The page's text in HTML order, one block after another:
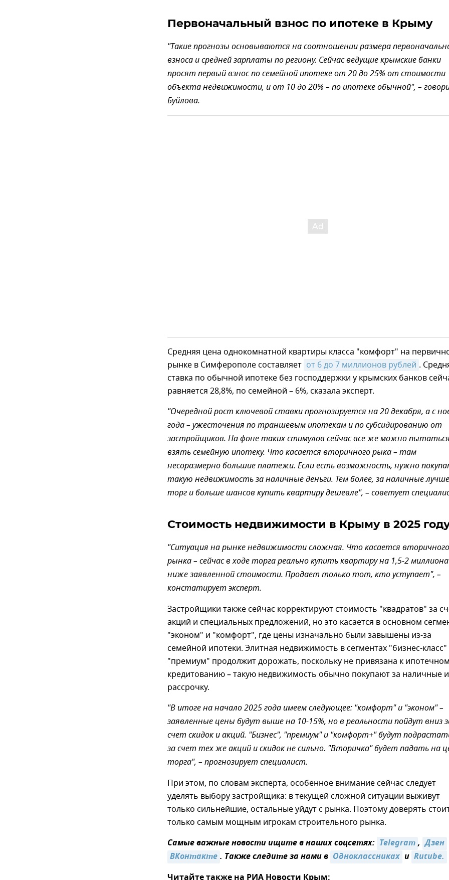
Первоначальный взнос по ипотеке в Крыму
"Такие прогнозы основываются на соотношении размера
взноса и средней зарплаты по региону. Сейчас ведущие крымские банки
просят первый взнос по семейной ипотеке от 20 до 25% от стоимости
объекта недвижимости, и от 10 до 20% – по ипотеке обычной", –
Буйлова.
Средняя цена однокомнатной квартиры класса "комфорт" на
рынке в Симферополе составляет от 6 до 7 миллионов рублей .
ставка по обычной ипотеке без господдержки у крымских банков
равняется 28,8%, по семейной – 6%, сказала эксперт.
"Очередной рост ключевой ставки прогнозируется на 20 декабря, а с
года – ужесточения по траншевым ипотекам и по субсидированию от
застройщиков. На фоне таких стимулов сейчас все же можно пытаться
взять семейную ипотеку. Что касается вторичного рыка – там
несоразмерно большие платежи. Если есть возможность, нужно
такую недвижимость за наличные деньги. Тем более, за наличные лучше
торг и больше шансов купить квартиру дешевле", – советует
Стоимость недвижимости в Крыму в 2025
"Ситуация на рынке недвижимости сложная. Что касается вторичного
рынка – сейчас в ходе торга реально купить квартиру на 1,5-2 миллиона
ниже заявленной стоимости. Продает только тот, кто уступает", –
констатирует эксперт.
Застройщики также сейчас корректируют стоимость "квадратов" за
акций и специальных предложений, но это касается в основном
"эконом" и "комфорт", где цены изначально были завышены из-за
семейной ипотеки. Элитная недвижимость в сегментах "бизнес-класс"
"премиум" продолжит дорожать, поскольку не привязана к
кредитованию – такую недвижимость обычно покупают за наличные
рассрочку.
"В итоге на начало 2025 года имеем следующее: "комфорт" и "эконом" –
заявленные цены будут выше на 10-15%, но в реальности пойдут вниз
счет скидок и акций. "Бизнес", "премиум" и "комфорт+" будут
за счет тех же акций и скидок не сильно. "Вторичка" будет падать на
торга", – прогнозирует специалист.
При этом, по словам эксперта, особенное внимание сейчас следует
уделять выбору застройщика: в текущей сложной ситуации выживут
только сильнейшие, остальные уйдут с рынка. Поэтому доверять
только самым мощным игрокам строительного рынка.
Самые важные новости ищите в наших соцсетях: Telegram, Дзен
ВКонтакте. Также следите за нами в Одноклассниках и Rutube.